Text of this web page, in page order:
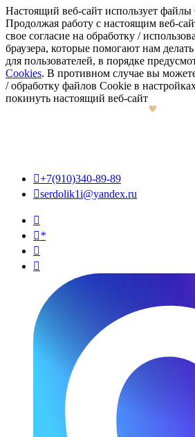
Настоящий веб-сайт использует файлы
Продолжая работу с настоящим веб-
свое согласие на обработку /
браузера, которые помогают нам
для пользователей, в порядке
Cookies. В противном случае вы
/ обработку файлов Cookie в
покинуть настоящий веб-сайт
+7(910)340-89-89
serdolik1i@yandex.ru

*

